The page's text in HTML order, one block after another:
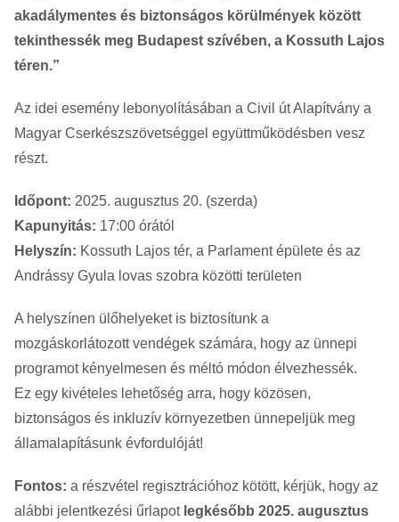
akadálymentes és biztonságos körülmények között
tekinthessék meg Budapest szívében, a Kossuth Lajos
téren.”
Az idei esemény lebonyolításában a Civil út Alapítvány a
Magyar Cserkészszövetséggel együttműködésben vesz
részt.
Időpont: 2025. augusztus 20. (szerda)
Kapunyitás: 17:00 órától
Helyszín: Kossuth Lajos tér, a Parlament épülete és az
Andrássy Gyula lovas szobra közötti területen
A helyszínen ülőhelyeket is biztosítunk a
mozgáskorlátozott vendégek számára, hogy az ünnepi
programot kényelmesen és méltó módon élvezhessék.
Ez egy kivételes lehetőség arra, hogy közösen,
biztonságos és inkluzív környezetben ünnepeljük meg
államalapításunk évfordulóját!
Fontos: a részvétel regisztrációhoz kötött, kérjük, hogy az
alábbi jelentkezési űrlapot legkésőbb 2025. augusztus